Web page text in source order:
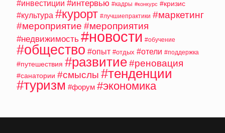
#инвестиции #интервью #кадры #конкурс #кризис
#культура #курорт #лучшиепрактики #маркетинг
#мероприятие #мероприятия
#недвижимость #новости #обучение
#общество #опыт #отдых #отели #поддержка
#путешествия #развитие#реновация
#санатории #смыслы #тенденции
#туризм #форум #экономика